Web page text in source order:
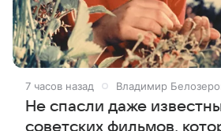
7 часов назад Владимир
Не спасли даже
советских фильмов,